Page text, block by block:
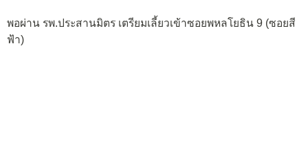
พอผ่าน รพ.ประสานมิตร เตรียมเลี้ยวเข้าซอยพหลโยธิน 9 (ซอยสี
ฟ้า)